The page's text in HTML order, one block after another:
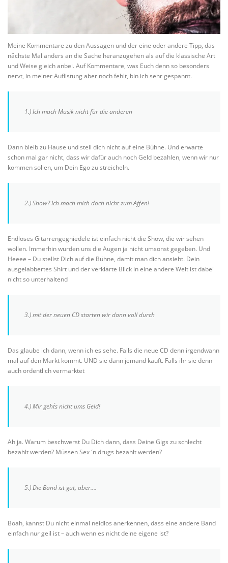
Meine Kommentare zu den Aussagen und der eine oder andere Tipp, das
nächste Mal anders an die Sache heranzugehen als auf die klassische Art
und Weise gleich anbei. Auf Kommentare, was Euch denn so besonders
nervt, in meiner Auflistung aber noch fehlt, bin ich sehr gespannt.
1.) Ich mach Musik nicht für die anderen
Dann bleib zu Hause und stell dich nicht auf eine Bühne. Und erwarte
schon mal gar nicht, dass wir dafür auch noch Geld bezahlen, wenn wir nur
kommen sollen, um Dein Ego zu streicheln.
2.) Show? Ich mach mich doch nicht zum Affen!
Endloses Gitarrengegniedele ist einfach nicht die Show, die wir sehen
wollen. Immerhin wurden uns die Augen ja nicht umsonst gegeben. Und
Heeee – Du stellst Dich auf die Bühne, damit man dich ansieht. Dein
ausgelabbertes Shirt und der verklärte Blick in eine andere Welt ist dabei
nicht so unterhaltend
3.) mit der neuen CD starten wir dann voll durch
Das glaube ich dann, wenn ich es sehe. Falls die neue CD denn irgendwann
mal auf den Markt kommt. UND sie dann jemand kauft. Falls ihr sie denn
auch ordentlich vermarktet
4.) Mir geht´s nicht ums Geld!
Ah ja. Warum beschwerst Du Dich dann, dass Deine Gigs zu schlecht
bezahlt werden? Müssen Sex ´n drugs bezahlt werden?
5.) Die Band ist gut, aber….
Boah, kannst Du nicht einmal neidlos anerkennen, dass eine andere Band
einfach nur geil ist – auch wenn es nicht deine eigene ist?